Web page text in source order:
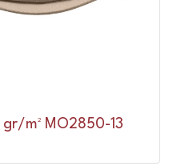
m² MO2850-13